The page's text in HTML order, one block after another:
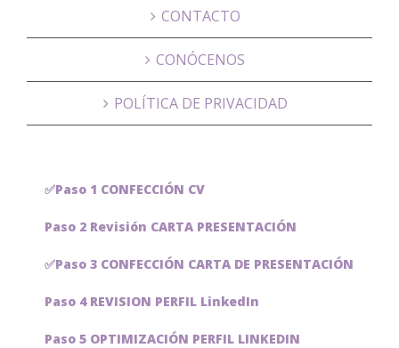
CONTACTO
CONÓCENOS
POLÍTICA DE PRIVACIDAD
✅Paso 1 CONFECCIÓN CV
Paso 2 Revisión CARTA PRESENTACIÓN
✅Paso 3 CONFECCIÓN CARTA DE PRESENTACIÓN
Paso 4 REVISION PERFIL LinkedIn
Paso 5 OPTIMIZACIÓN PERFIL LINKEDIN